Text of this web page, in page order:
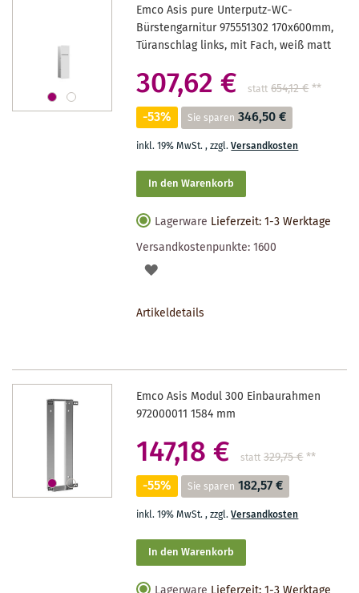
Emco Asis pure Unterputz-WC-
Bürstengarnitur 975551302 170x600mm,
Türanschlag links, mit Fach, weiß matt
307,62 € statt 654,12 €**
-53% Sie sparen 346,50 €
inkl. 19% MwSt.,zzgl.Versandkosten
In den Warenkorb
Lagerware Lieferzeit: 1-3 Werktage
Versandkostenpunkte:1600
AUF
Artikeldetails
Emco Asis Modul 300 Einbaurahmen
972000011 1584 mm
147,18 € statt 329,75 €**
-55% Sie sparen 182,57 €
inkl. 19% MwSt.,zzgl.Versandkosten
In den Warenkorb